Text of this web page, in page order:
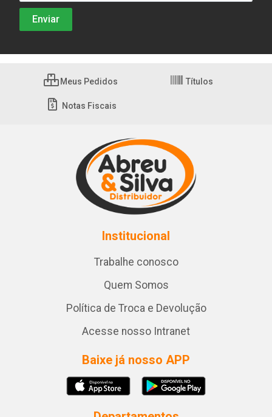
Meus Pedidos Títulos
Notas Fiscais
Institucional
Trabalhe conosco
Quem Somos
Política de Troca e Devolução
Acesse nosso Intranet
Baixe já nosso APP